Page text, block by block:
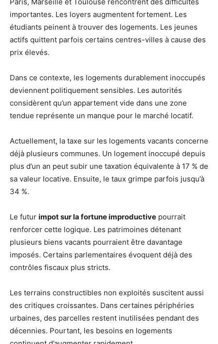
importantes. Les loyers augmentent fortement. Les
étudiants peinent à trouver des logements. Les jeunes
actifs quittent parfois certains centres-villes à cause des
prix élevés.
Dans ce contexte, les logements durablement inoccupés
deviennent politiquement sensibles. Les autorités
considèrent qu’un appartement vide dans une zone
tendue représente un manque pour le marché locatif.
Actuellement, la taxe sur les logements vacants concerne
déjà plusieurs communes. Un logement inoccupé depuis
plus d’un an peut subir une taxation équivalente à 17 % de
sa valeur locative. Ensuite, le taux grimpe parfois jusqu’à
34 %.
Le futur impot sur la fortune improductive pourrait
renforcer cette logique. Les patrimoines détenant
plusieurs biens vacants pourraient être davantage
imposés. Certains parlementaires évoquent déjà des
contrôles fiscaux plus stricts.
Les terrains constructibles non exploités suscitent aussi
des critiques croissantes. Dans certaines périphéries
urbaines, des parcelles restent inutilisées pendant des
décennies. Pourtant, les besoins en logements